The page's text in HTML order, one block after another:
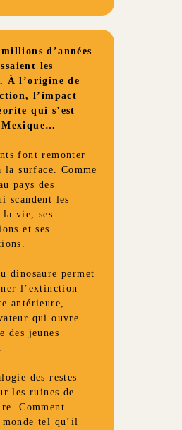
d’années
les
À l’origine de
l’impact
qui s’est
Mexique…
font remonter
la surface. Comme
pays des
scandent les
vie, ses
et ses
dinosaure permet
l’extinction
antérieure,
qui ouvre
des jeunes
des restes
les ruines de
Comment
tel qu’il